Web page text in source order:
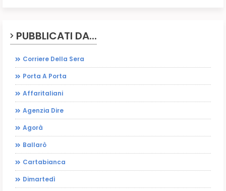
PUBBLICATI DA...
Corriere Della Sera
Porta A Porta
Affaritaliani
Agenzia Dire
Agorà
Ballarò
Cartabianca
Dimartedì